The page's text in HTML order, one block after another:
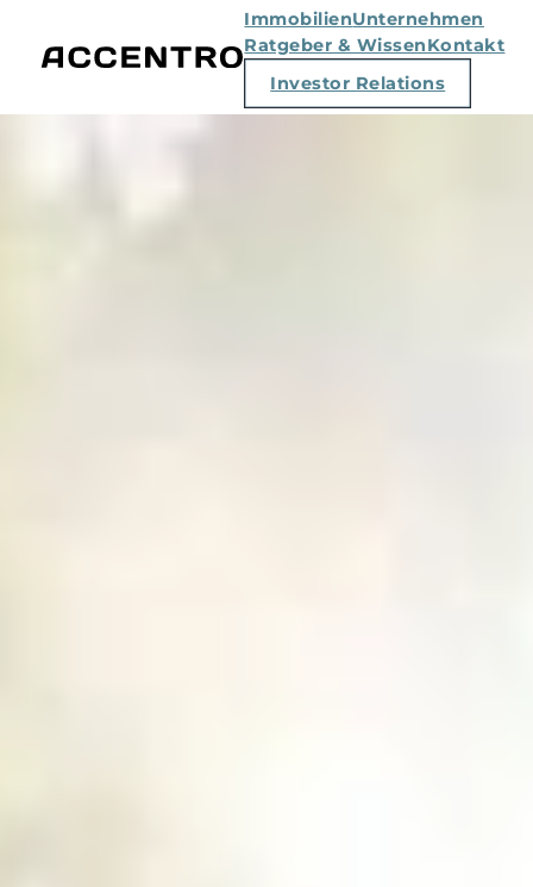
ImmobilienUnternehmen
Ratgeber & WissenKontakt
Investor Relations